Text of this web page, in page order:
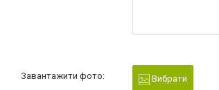
Завантажити фото: Вибрати